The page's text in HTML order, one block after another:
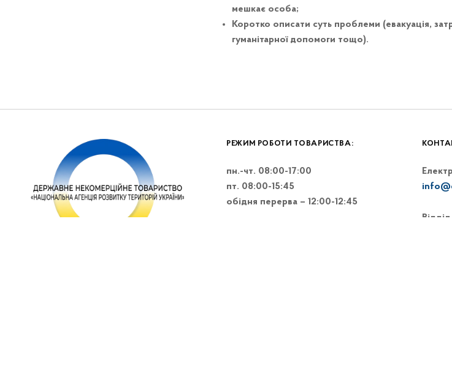
мешкає особа;
Коротко описати суть проблеми (евакуація,
гуманітарної допомоги тощо).
РЕЖИМ РОБОТИ ТОВАРИСТВА:
пн.-чт. 08:00-17:00
пт. 08:00-15:45
обідня перерва – 12:00-12:45